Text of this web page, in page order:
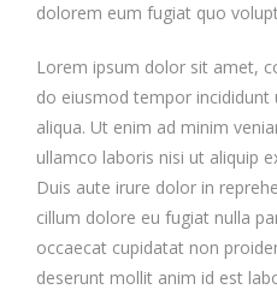
dolorem eum fugiat quo
Lorem ipsum dolor sit amet,
do eiusmod tempor
aliqua. Ut enim ad minim
ullamco laboris nisi ut aliquip
Duis aute irure dolor in
cillum dolore eu fugiat nulla
occaecat cupidatat non
deserunt mollit anim id est